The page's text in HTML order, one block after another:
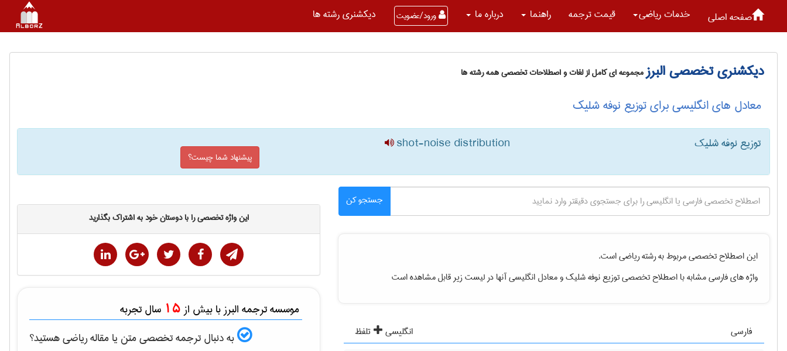
صفحه اصلی خدمات رياضی قیمت ترجمه راهنما درباره ما ورود/عضویت دیکشنری رشته ها
دیکشنری تخصصی البرزمجموعه ای کامل از لغات و اصطلاحات تخصصی همه رشته ها
معادل های انگلیسی برای توزیع نوفه شلیک
توزیع نوفه شلیک shot-noise distribution
پیشنهاد شما چیست؟
جستجو کن
این اصطلاح تخصصی مربوط به رشتهرياضیاست.
واژه های فارسی مشابه با اصطلاح تخصصیتوزیع نوفه شلیکو معادل انگلیسی آنها در لیست زیر قابل مشاهده است
فارسی انگلیسی
تلفظ
این واژه تخصصی را با دوستان خود به اشتراک بگذارید
موسسه ترجمه البرز با بیش از 15 سال تجربه
به دنبال ترجمه تخصصی متن یا مقالهرياضیهستید؟